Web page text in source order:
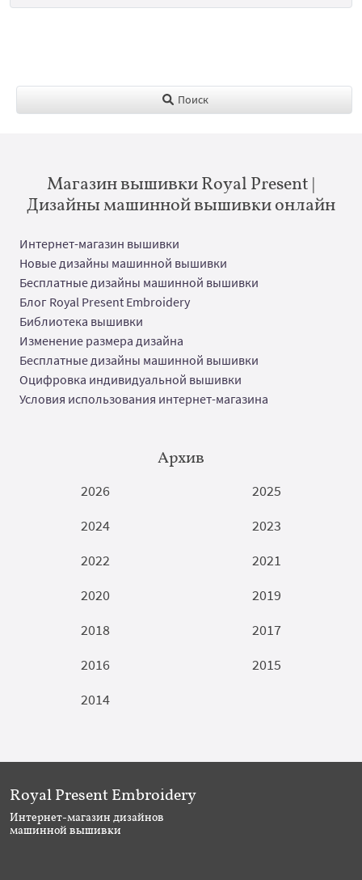
Поиск
Магазин вышивки Royal Present |
Дизайны машинной вышивки онлайн
Интернет-магазин вышивки
Новые дизайны машинной вышивки
Бесплатные дизайны машинной вышивки
Блог Royal Present Embroidery
Библиотека вышивки
Изменение размера дизайна
Бесплатные дизайны машинной вышивки
Оцифровка индивидуальной вышивки
Условия использования интернет-магазина
Архив
2026
2025
2024
2023
2022
2021
2020
2019
2018
2017
2016
2015
2014
Royal Present Embroidery
Интернет-магазин дизайнов
машинной вышивки